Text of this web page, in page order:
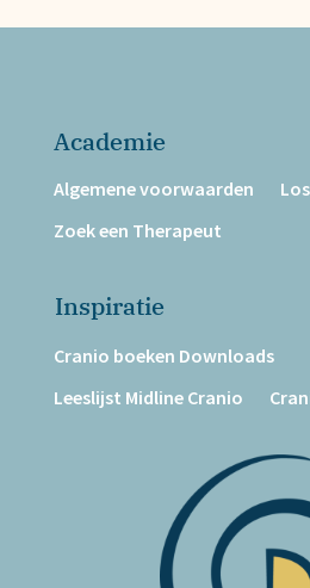
Academie
Algemene voorwaarden
Zoek een Therapeut
Inspiratie
Cranio boeken Downloads
Leeslijst Midline Cranio